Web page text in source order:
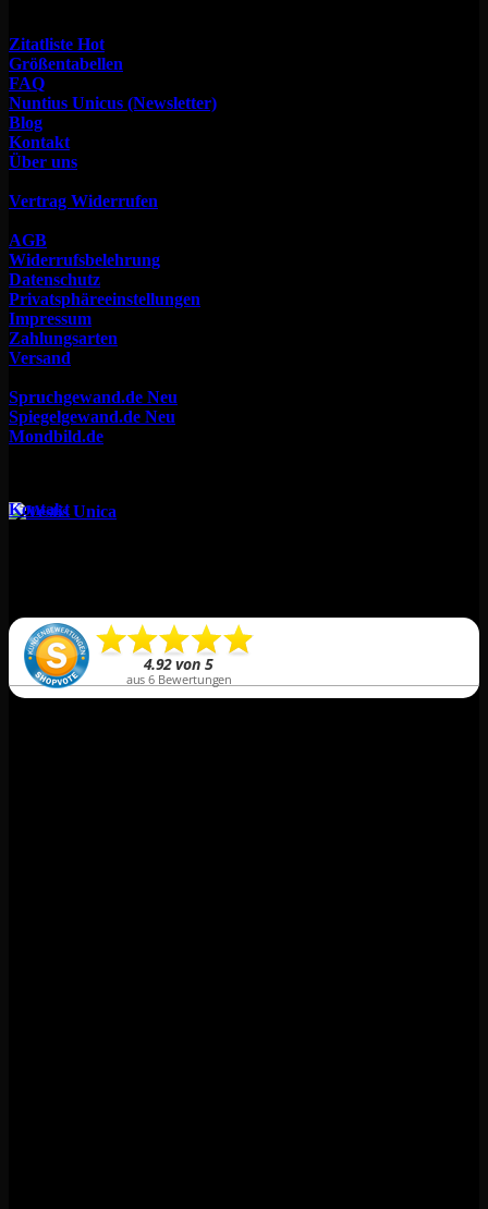
Zitatliste
Größentabellen
FAQ
Nuntius Unicus (Newsletter)
Blog
Kontakt
Über uns
Vertrag Widerrufen
AGB
Widerrufsbelehrung
Datenschutz
Privatsphäreeinstellungen
Impressum
Zahlungsarten
Versand
Spruchgewand.de
Spiegelgewand.de
Mondbild.de
Kontakt